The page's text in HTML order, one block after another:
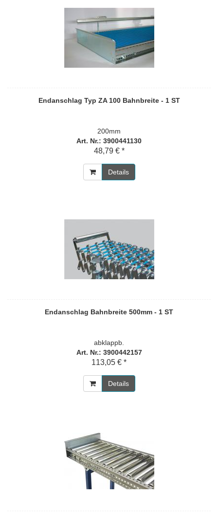
Endanschlag Typ ZA 100 Bahnbreite - 1 ST
200mm
Art. Nr.: 3900441130
48,79 € *
Details
Endanschlag Bahnbreite 500mm - 1 ST
abklappb.
Art. Nr.: 3900442157
113,05 € *
Details